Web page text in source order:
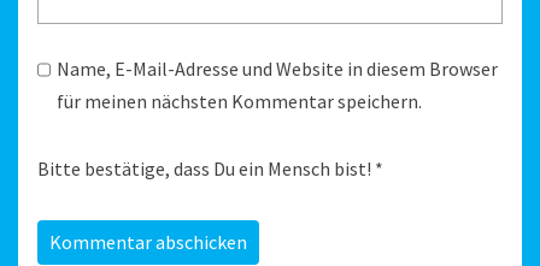
Name, E-Mail-Adresse und Website in diesem Browser
für meinen nächsten Kommentar speichern.
Bitte bestätige, dass Du ein Mensch bist! *